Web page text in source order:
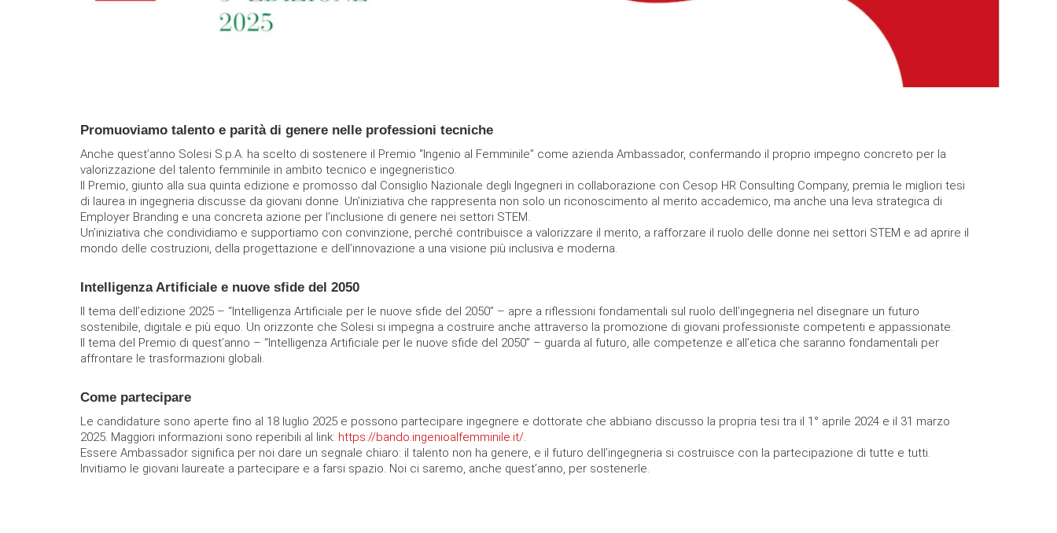
Promuoviamo talento e parità di genere nelle professioni tecniche
Anche quest’anno Solesi S.p.A. ha scelto di sostenere il Premio “Ingenio al Femminile” come azienda Ambassador, confermando il proprio impegno concreto per la
valorizzazione del talento femminile in ambito tecnico e ingegneristico.
Il Premio, giunto alla sua quinta edizione e promosso dal Consiglio Nazionale degli Ingegneri in collaborazione con Cesop HR Consulting Company, premia le migliori tesi
di laurea in ingegneria discusse da giovani donne. Un’iniziativa che rappresenta non solo un riconoscimento al merito accademico, ma anche una leva strategica di
Employer Branding e una concreta azione per l’inclusione di genere nei settori STEM.
Un’iniziativa che condividiamo e supportiamo con convinzione, perché contribuisce a valorizzare il merito, a rafforzare il ruolo delle donne nei settori STEM e ad aprire il
mondo delle costruzioni, della progettazione e dell’innovazione a una visione più inclusiva e moderna.
Intelligenza Artificiale e nuove sfide del 2050
Il tema dell’edizione 2025 – “Intelligenza Artificiale per le nuove sfide del 2050” – apre a riflessioni fondamentali sul ruolo dell’ingegneria nel disegnare un futuro
sostenibile, digitale e più equo. Un orizzonte che Solesi si impegna a costruire anche attraverso la promozione di giovani professioniste competenti e appassionate.
Il tema del Premio di quest’anno – “Intelligenza Artificiale per le nuove sfide del 2050” – guarda al futuro, alle competenze e all’etica che saranno fondamentali per
affrontare le trasformazioni globali.
Come partecipare
Le candidature sono aperte fino al 18 luglio 2025 e possono partecipare ingegnere e dottorate che abbiano discusso la propria tesi tra il 1° aprile 2024 e il 31 marzo
2025. Maggiori informazioni sono reperibili al link: https://bando.ingenioalfemminile.it/.
Essere Ambassador significa per noi dare un segnale chiaro: il talento non ha genere, e il futuro dell’ingegneria si costruisce con la partecipazione di tutte e tutti.
Invitiamo le giovani laureate a partecipare e a farsi spazio. Noi ci saremo, anche quest’anno, per sostenerle.